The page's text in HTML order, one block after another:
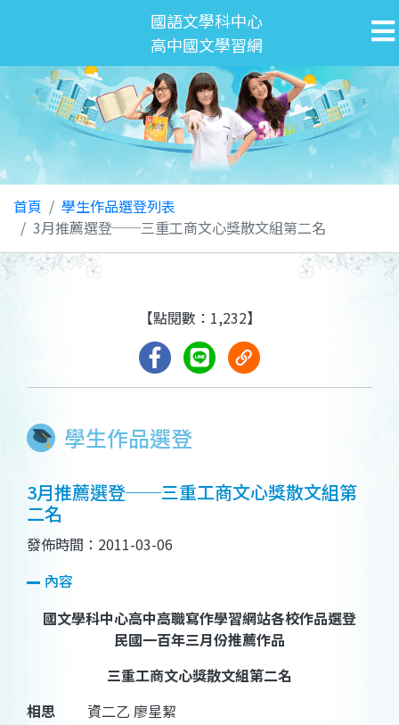
國語文學科中心
高中國文學習網
首頁
學生作品選登列表
3月推薦選登──三重工商文心獎散文組第二名
學生作品選登
【點閱數：1,232】
3月推薦選登──三重工商文心獎散文組第
二名
發佈時間：2011-03-06
內容
國文學科中心高中高職寫作學習網站各校作品選登
民國一百年三月份推薦作品
三重工商文心獎散文組第二名
相思
資二乙 廖星絜